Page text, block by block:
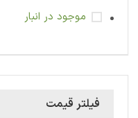
موجود در انبار
فیلتر قیمت